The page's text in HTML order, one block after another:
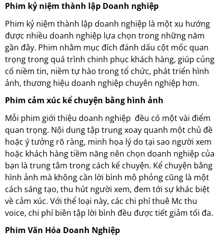
Phim kỷ niệm thành lập Doanh nghiệp
Phim kỷ niệm thành lập doanh nghiệp là một xu hướng
được nhiều doanh nghiệp lựa chọn trong những năm
gần đây. Phim nhằm mục đích đánh dấu cột mốc quan
trọng trong quá trình chinh phục khách hàng, giúp củng
cố niềm tin, niềm tự hào trong tổ chức, phát triển hình
ảnh, thương hiệu doanh nghiệp chuyên nghiệp hơn.
Phim cảm xúc kể chuyện bằng hình ảnh
Mỗi phim giới thiệu doanh nghiệp đều có một vài điểm
quan trọng. Nội dung tập trung xoay quanh một chủ đề
hoặc ý tưởng rõ ràng, minh họa lý do tại sao người xem
hoặc khách hàng tiềm năng nên chọn doanh nghiệp của
bạn là trung tâm trong cách kể chuyện. Kể chuyện bằng
hình ảnh mà không cần lời bình mô phỏng cũng là một
cách sáng tạo, thu hút người xem, đem tới sự khác biệt
về cảm xúc. Với thể loại này, các chi phí thuê Mc thu
voice, chi phí biên tập lời bình đều được tiết giảm tối đa.
Phim Văn Hóa Doanh Nghiệp